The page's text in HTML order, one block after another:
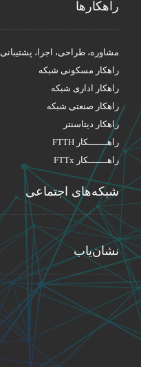
راهکار‌ها
مشاوره، طراحی، اجرا، پشتیبانی
راهکار مسکونی شبکه
راهکار اداری شبکه
راهکار صنعتی شبکه
راهکار دیتاسنتر
راهـــــــکار FTTH
راهـــــــکار FTTx
شبکه‌های اجتماعی
نشان‌یاب